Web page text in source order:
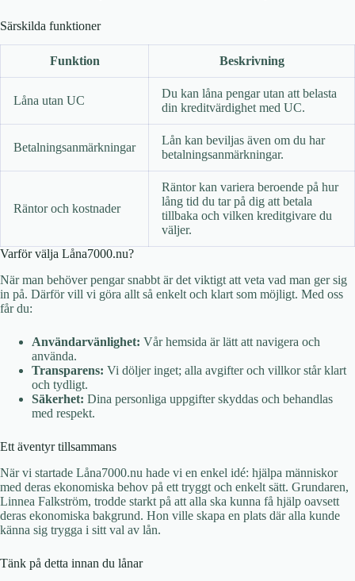
Särskilda funktioner
Funktion Beskrivning
Låna utan UC
Du kan låna pengar utan att belasta
din kreditvärdighet med UC.
Betalningsanmärkningar
Lån kan beviljas även om du har
betalningsanmärkningar.
Räntor och kostnader
Räntor kan variera beroende på hur
lång tid du tar på dig att betala
tillbaka och vilken kreditgivare du
väljer.
Varför välja Låna7000.nu?
När man behöver pengar snabbt är det viktigt att veta vad man ger sig
in på. Därför vill vi göra allt så enkelt och klart som möjligt. Med oss
får du:
Användarvänlighet: Vår hemsida är lätt att navigera och
använda.
Transparens: Vi döljer inget; alla avgifter och villkor står klart
och tydligt.
Säkerhet: Dina personliga uppgifter skyddas och behandlas
med respekt.
Ett äventyr tillsammans
När vi startade Låna7000.nu hade vi en enkel idé: hjälpa människor
med deras ekonomiska behov på ett tryggt och enkelt sätt. Grundaren,
Linnea Falkström, trodde starkt på att alla ska kunna få hjälp oavsett
deras ekonomiska bakgrund. Hon ville skapa en plats där alla kunde
känna sig trygga i sitt val av lån.
Tänk på detta innan du lånar